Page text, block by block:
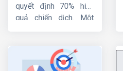
quyết định 70% hiệu
quả chiến dịch. Một
nhắm sai tệp người
dùng thì tỷ lệ chuyển